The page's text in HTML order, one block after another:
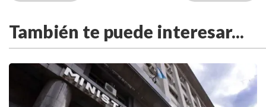
También te puede interesar...